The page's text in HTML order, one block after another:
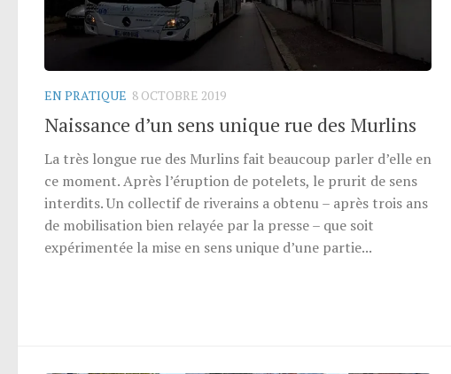
EN PRATIQUE 8 OCTOBRE 2019
Naissance d’un sens unique rue des Murlins
La très longue rue des Murlins fait beaucoup parler d’elle en
ce moment. Après l’éruption de potelets, le prurit de sens
interdits. Un collectif de riverains a obtenu – après trois ans
de mobilisation bien relayée par la presse – que soit
expérimentée la mise en sens unique d’une partie...